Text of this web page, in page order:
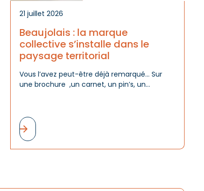
21 juillet 2026
Beaujolais : la marque
collective s’installe dans le
paysage territorial
Vous l’avez peut-être déjà remarqué… Sur
une brochure ,un carnet, un pin’s, un
présent. Et ce n'est pas un hasard.